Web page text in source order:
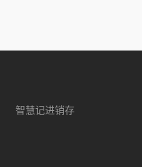
智慧记进销存